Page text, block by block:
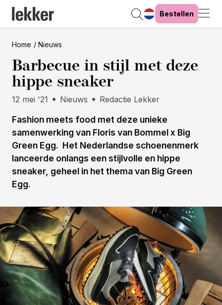
Bestellen
Home Nieuws
Barbecue in stijl met deze
hippe sneaker
12 mei '21 Nieuws Redactie Lekker
Fashion meets food met deze unieke
samenwerking van Floris van Bommel x Big
Green Egg. Het Nederlandse schoenenmerk
lanceerde onlangs een stijlvolle en hippe
sneaker, geheel in het thema van Big Green
Egg.